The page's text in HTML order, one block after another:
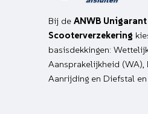
Bij de ANWB Unigarant
Scooterverzekering
basisdekkingen:
Aansprakelijkheid (WA),
Aanrijding en Diefstal